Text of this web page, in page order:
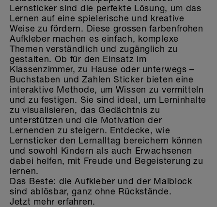
Lernsticker sind die perfekte Lösung, um das
Lernen auf eine spielerische und kreative
Weise zu fördern. Diese grossen farbenfrohen
Aufkleber machen es einfach, komplexe
Themen verständlich und zugänglich zu
gestalten. Ob für den Einsatz im
Klassenzimmer, zu Hause oder unterwegs –
Buchstaben und Zahlen Sticker bieten eine
interaktive Methode, um Wissen zu vermitteln
und zu festigen. Sie sind ideal, um Lerninhalte
zu visualisieren, das Gedächtnis zu
unterstützen und die Motivation der
Lernenden zu steigern. Entdecke, wie
Lernsticker den Lernalltag bereichern können
und sowohl Kindern als auch Erwachsenen
dabei helfen, mit Freude und Begeisterung zu
lernen.
Das Beste: die Aufkleber und der Malblock
sind ablösbar, ganz ohne Rückstände.
Jetzt mehr erfahren.